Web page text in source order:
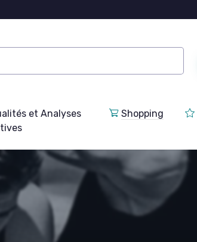
et Analyses
Shopping